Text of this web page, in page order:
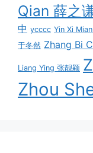
Qian 薛之
中 ycccc Yin Xi
于冬然 Zhang Bi
Liang Ying 张靓颖
Zhou